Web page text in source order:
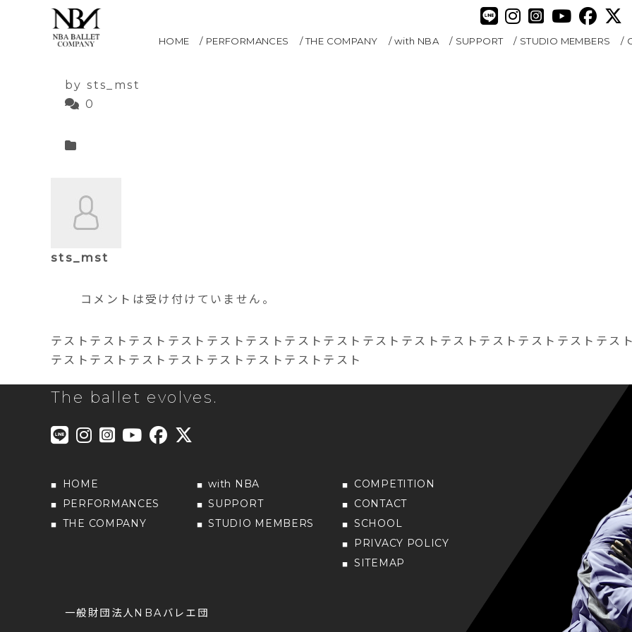
HOME PERFORMANCES THE COMPANY with NBA SUPPORT STUDIO MEMBERS
ゴールデン13
2021.05.12
by sts_mst
0
sts_mst
コメントは受け付けていません。
テストテストテストテストテストテストテストテストテストテストテストテストテストテストテス
テストテストテストテストテストテストテストテスト
The ballet evolves.
HOME
PERFORMANCES
THE COMPANY
with NBA
SUPPORT
STUDIO MEMBERS
COMPETITION
CONTACT
SCHOOL
PRIVACY POLICY
SITEMAP
一般財団法人NBAバレエ団